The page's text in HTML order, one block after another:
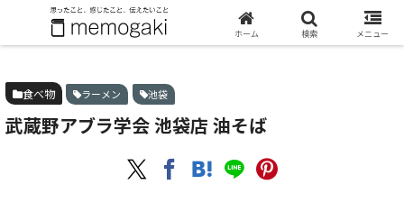
ホーム 食べ物 武蔵野アブラ学会 池袋店 油そば
食べ物 ラーメン 池袋
武蔵野アブラ学会 池袋店 油そば
ホーム 検索 メニュー